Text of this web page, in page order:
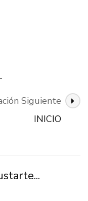
Siguiente
INICIO